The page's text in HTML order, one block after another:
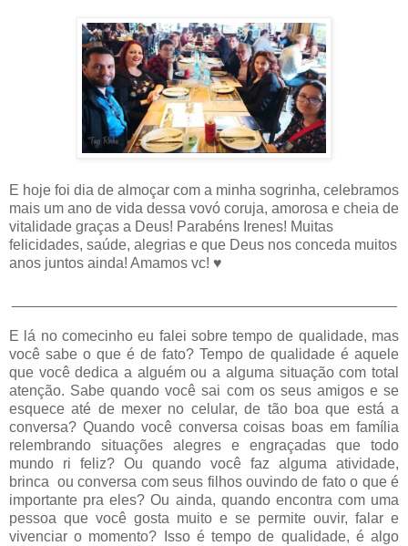
E hoje foi dia de almoçar com a minha sogrinha, celebramos
mais um ano de vida dessa vovó coruja, amorosa e cheia de
vitalidade graças a Deus! Parabéns Irenes! Muitas
felicidades, saúde, alegrias e que Deus nos conceda muitos
anos juntos ainda! Amamos vc! ♥
E lá no comecinho eu falei sobre tempo de qualidade, mas
você sabe o que é de fato? Tempo de qualidade é aquele
que você dedica a alguém ou a alguma situação com total
atenção. Sabe quando você sai com os seus amigos e se
esquece até de mexer no celular, de tão boa que está a
conversa? Quando você conversa coisas boas em família
relembrando situações alegres e engraçadas que todo
mundo ri feliz? Ou quando você faz alguma atividade,
brinca ou conversa com seus filhos ouvindo de fato o que é
importante pra eles? Ou ainda, quando encontra com uma
pessoa que você gosta muito e se permite ouvir, falar e
vivenciar o momento? Isso é tempo de qualidade, é algo